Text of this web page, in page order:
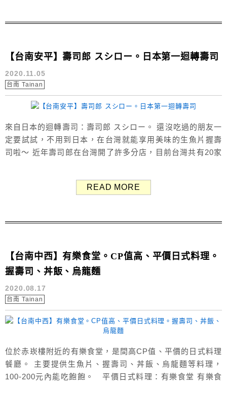
【台南安平】壽司郎 スシロー。日本第一迴轉壽司
2020.11.05
台南 Tainan
來自日本的迴轉壽司：壽司郎 スシロー。 還沒吃過的朋友一
定要試試，不用到日本，在台灣就能享用美味的生魚片握壽
司啦～ 近年壽司郎在台灣開了許多分店，目前台灣共有20家
年，是來自大阪的日本第一迴轉壽司品牌，營業額高居日本
READ MORE
【台南中西】有樂食堂。CP值高、平價日式料理。
握壽司、丼飯、烏龍麵
2020.08.17
台南 Tainan
位於赤崁樓附近的有樂食堂，是間高CP值、平價的日式料理
餐廳。 主要提供生魚片、握壽司、丼飯、烏龍麵等料理，
100-200元內能吃飽飽。 平價日式料理：有樂食堂 有樂食